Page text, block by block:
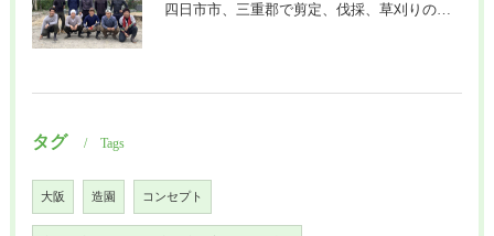
四日市市、三重郡で剪定、伐採、草刈りの作業を頼むなら はなまる造園
タグ Tags
大阪 造園 コンセプト